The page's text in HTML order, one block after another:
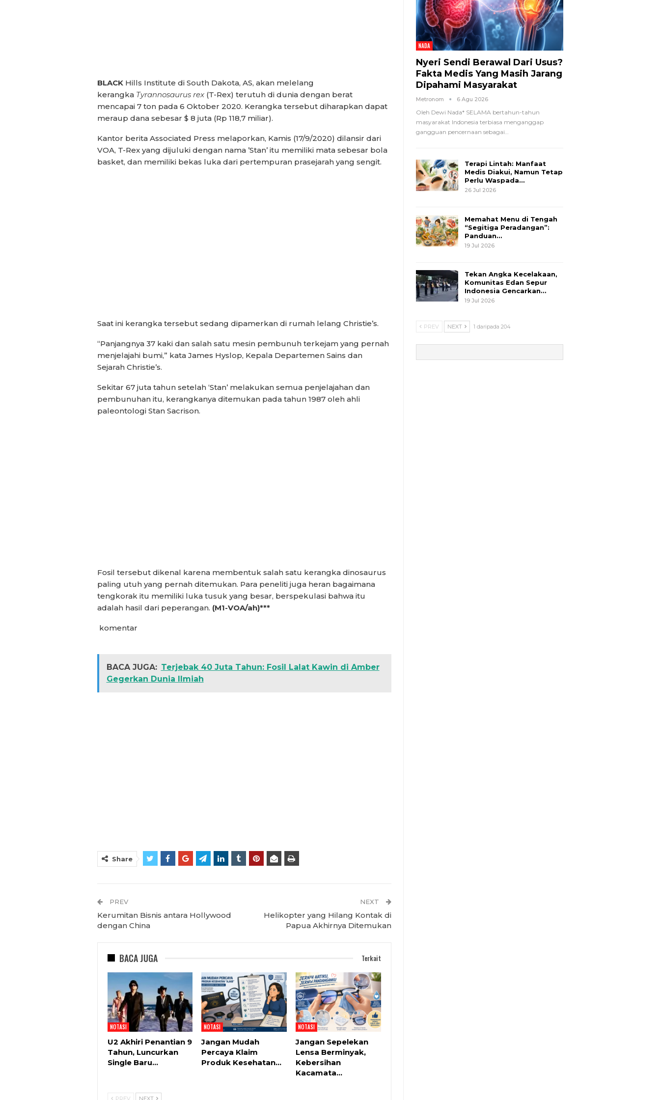
BLACKHills Institute di South Dakota, AS, akan melelang
kerangka Tyrannosaurus rex(T-Rex) terutuh di dunia dengan berat
mencapai 7 ton pada 6 Oktober 2020. Kerangka tersebut diharapkan dapat
meraup dana sebesar $ 8 juta (Rp 118,7 miliar).
Kantor berita Associated Press melaporkan, Kamis (17/9/2020) dilansir dari
VOA, T-Rex yang dijuluki dengan nama ’Stan’ itu memiliki mata sebesar bola
basket, dan memiliki bekas luka dari pertempuran prasejarah yang sengit.
Saat ini kerangka tersebut sedang dipamerkan di rumah lelang Christie’s.
“Panjangnya 37 kaki dan salah satu mesin pembunuh terkejam yang pernah
menjelajahi bumi,” kata James Hyslop, Kepala Departemen Sains dan
Sejarah Christie’s.
Sekitar 67 juta tahun setelah ‘Stan’ melakukan semua penjelajahan dan
pembunuhan itu, kerangkanya ditemukan pada tahun 1987 oleh ahli
paleontologi Stan Sacrison.
Fosil tersebut dikenal karena membentuk salah satu kerangka dinosaurus
paling utuh yang pernah ditemukan. Para peneliti juga heran bagaimana
tengkorak itu memiliki luka tusuk yang besar, berspekulasi bahwa itu
adalah hasil dari peperangan. (M1-VOA/ah)***
komentar
BACA JUGA: Terjebak 40 Juta Tahun: Fosil Lalat Kawin di Amber
Gegerkan Dunia Ilmiah
Share
PREV
Kerumitan Bisnis antara Hollywood
dengan China
NEXT
Helikopter yang Hilang Kontak di
Papua Akhirnya Ditemukan
BACA JUGA Terkait
NOTASI
U2 Akhiri Penantian 9
Tahun, Luncurkan
Single Baru…
NOTASI
Jangan Mudah
Percaya Klaim
Produk Kesehatan…
NOTASI
Jangan Sepelekan
Lensa Berminyak,
Kebersihan
Kacamata…
NADA
Nyeri Sendi Berawal Dari Usus?
Fakta Medis Yang Masih Jarang
Dipahami Masyarakat
Metronom 6 Agu 2026
Oleh Dewi Nada* SELAMA bertahun-tahun
masyarakat Indonesia terbiasa menganggap
gangguan pencernaan sebagai…
Terapi Lintah: Manfaat
Medis Diakui, Namun Tetap
Perlu Waspada…
26 Jul 2026
Memahat Menu di Tengah
“Segitiga Peradangan”:
Panduan…
19 Jul 2026
Tekan Angka Kecelakaan,
Komunitas Edan Sepur
Indonesia Gencarkan…
19 Jul 2026
PREV NEXT 1 daripada 204